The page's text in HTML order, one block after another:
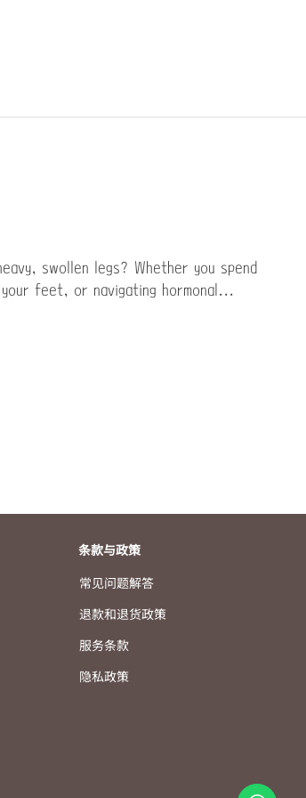
swollen legs? Whether you spend
feet, or navigating hormonal...
条款与政策
常见问题解答
退款和退货政策
服务条款
隐私政策